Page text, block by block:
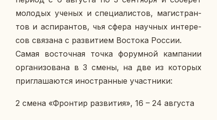
мо­ло­дых ученых и спе­ци­а­ли­стов, ма­ги­стран­
тов и ас­пи­ран­тов, чья сфера на­уч­ных ин­те­ре­
сов свя­за­на с раз­ви­ти­ем Во­сто­ка России.
Самая во­сточ­ная точка фо­рум­ной кам­па­нии
ор­га­ни­зо­ва­на в 3 смены, на две из ко­то­рых
при­гла­ша­ют­ся ино­стран­ные участ­ни­ки:
2 смена «Фрон­тир раз­ви­тия», 16 – 24 ав­гу­ста